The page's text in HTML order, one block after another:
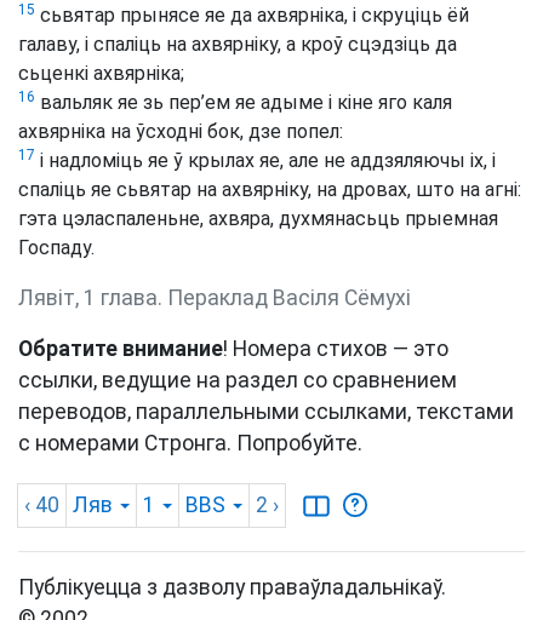
15 сьвятар прынясе яе да ахвярніка, і скруціць ёй
галаву, і спаліць на ахвярніку, а кроў сцэдзіць да
сьценкі ахвярніка;
16 вальляк яе зь пер’ем яе адыме і кіне яго каля
ахвярніка на ўсходні бок, дзе попел:
17 і надломіць яе ў крылах яе, але не аддзяляючы іх, і
спаліць яе сьвятар на ахвярніку, на дровах, што на агні:
гэта цэласпаленьне, ахвяра, духмянасьць прыемная
Госпаду.
Лявіт, 1 глава. Пераклад Васіля Сёмухі
Обратите внимание! Номера стихов — это
ссылки, ведущие на раздел со сравнением
переводов, параллельными ссылками, текстами
с номерами Стронга. Попробуйте.
‹ 40 Ляв 1 BBS 2 ›
Публікуецца з дазволу праваўладальнікаў.